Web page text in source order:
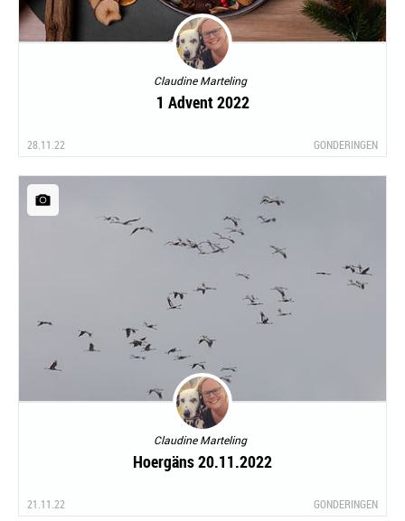
Claudine Marteling
1 Advent 2022
28.11.22 GONDERINGEN
Claudine Marteling
Hoergäns 20.11.2022
21.11.22 GONDERINGEN